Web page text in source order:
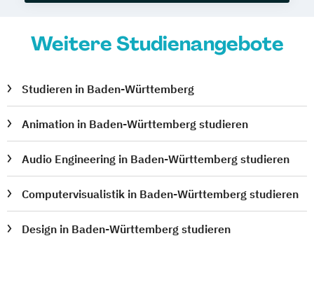
Weitere Studienangebote
Studieren in Baden-Württemberg
Animation in Baden-Württemberg studieren
Audio Engineering in Baden-Württemberg studieren
Computervisualistik in Baden-Württemberg studieren
Design in Baden-Württemberg studieren